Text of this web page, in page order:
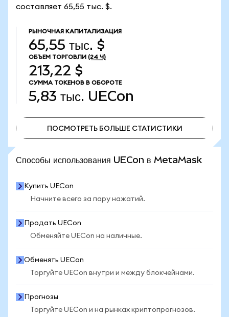
составляет 65,55 тыс. $.
РЫНОЧНАЯ КАПИТАЛИЗАЦИЯ
65,55 тыс. $
ОБЪЕМ ТОРГОВЛИ (24 Ч)
213,22 $
СУММА ТОКЕНОВ В ОБОРОТЕ
5,83 тыс. UECon
ПОСМОТРЕТЬ БОЛЬШЕ СТАТИСТИКИ
Способы использования UECon в MetaMask
Купить UECon
Начните всего за пару нажатий.
Продать UECon
Обменяйте UECon на наличные.
Обменять UECon
Торгуйте UECon внутри и между блокчейнами.
Прогнозы
Торгуйте UECon и на рынках криптопрогнозов.